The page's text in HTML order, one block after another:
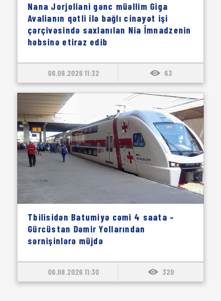
Nana Jorjoliani gənc müəllim Giga
Avalianın qətli ilə bağlı cinayət işi
çərçivəsində saxlanılan Nia İmnadzenin
həbsinə etiraz edib
06.08.2026 11:32 63
Tbilisidən Batumiyə cəmi 4 saata –
Gürcüstan Dəmir Yollarından
sərnişinlərə müjdə
06.08.2026 11:30 320